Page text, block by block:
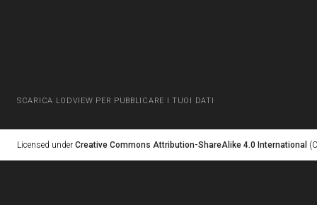
SCARICA LODVIEW PER PUBBLICARE I TUOI DATI
Licensed under Creative Commons Attribution-ShareAlike 4.0 International